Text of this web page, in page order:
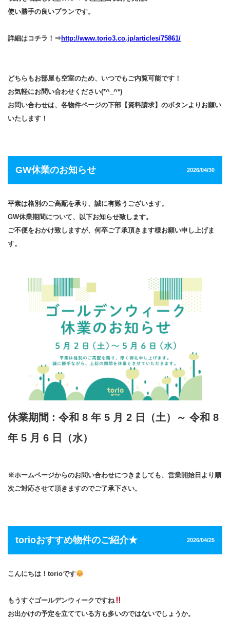
使い勝手の良いプランです。
詳細はコチラ！⇒http://www.torio3.co.jp/articles/75861/
どちらもお部屋も空室のため、いつでもご内覧可能です！
お気軽にお問い合わせください(*^_^*)
お問い合わせは、各物件ページの下部【資料請求】のボタンよりお願い
いたします！
GW休業のお知らせ 2026/04/30
平素は格別のご高配を承り、誠に有難うございます。
GW休業期間について、以下お知らせ致します。
ご不便をおかけ致しますが、何卒ご了承頂きます様お願い申し上げま
す。
休業期間 : 令和 8 年 5 月 2 日（土）～ 令和 8
年 5 月 6 日（水）
※ホームページからのお問い合わせにつきましても、 営業開始日より順
次ご対応させて頂きますのでご了承下さい。
torioおすすめ物件のご紹介★ 2026/04/25
こんにちは！torioです
もうすぐゴールデンウィークですね
お出かけの予定を立てている方も多いのではないでしょうか。